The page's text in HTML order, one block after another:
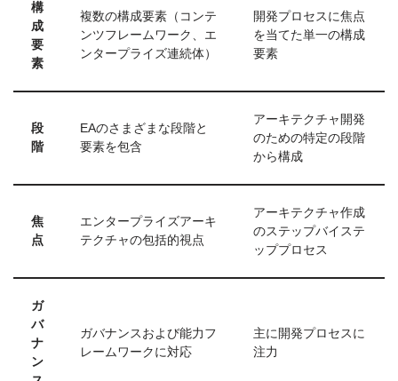
構
成
要
素
複数の構成要素（コンテ
ンツフレームワーク、エ
ンタープライズ連続体）
開発プロセスに焦点
を当てた単一の構成
要素
段
階
EAのさまざまな段階と
要素を包含
アーキテクチャ開発
のための特定の段階
から構成
焦
点
エンタープライズアーキ
テクチャの包括的視点
アーキテクチャ作成
のステップバイステ
ッププロセス
ガ
バ
ナ
ン
ガバナンスおよび能力フ
レームワークに対応
主に開発プロセスに
注力